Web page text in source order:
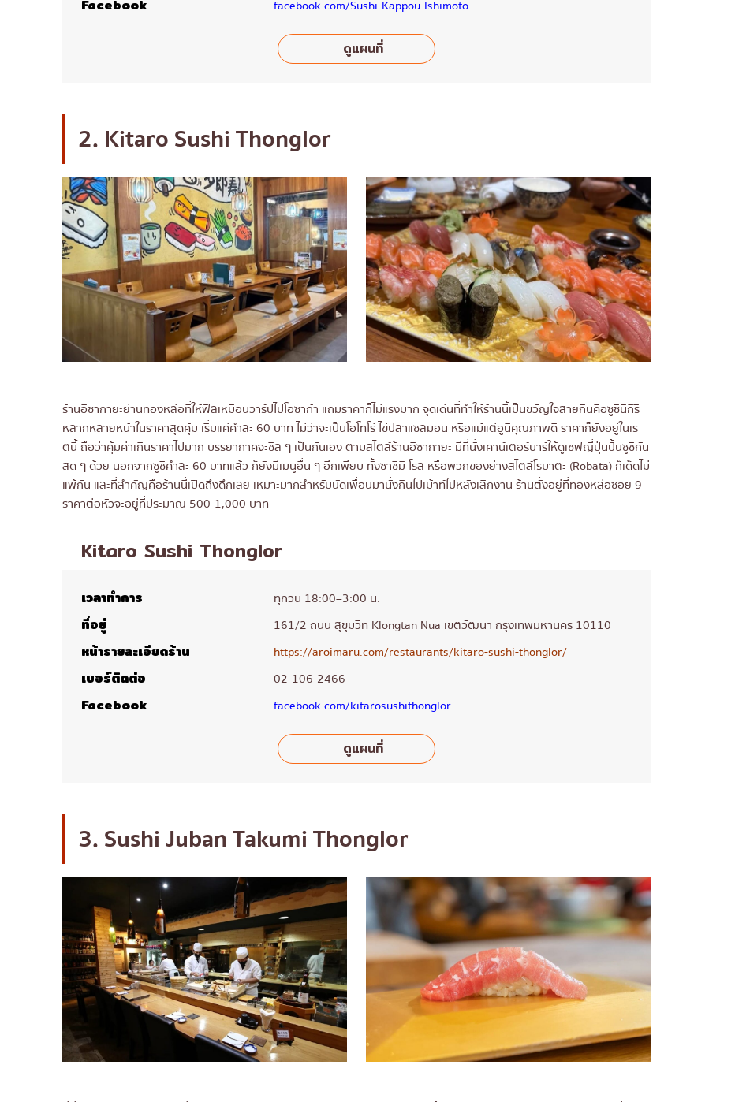
Facebook facebook.com/Sushi-Kappou-Ishimoto
ดูแผนที่
2. Kitaro Sushi Thonglor
ร้านอิซากายะย่านทองหล่อที่ให้ฟีลเหมือนวาร์ปไปโอซาก้า แถมราคาก็ไม่แรงมาก จุดเด่นที่ทำให้ร้านนี้เป็นขวัญใจสายกินคือซูชินิกิริ
หลากหลายหน้าในราคาสุดคุ้ม เริ่มแค่คำละ 60 บาท ไม่ว่าจะเป็นโอโทโร่ ไข่ปลาแซลมอน หรือแม้แต่อูนิคุณภาพดี ราคาก็ยังอยู่ในเร
ตนี้ ถือว่าคุ้มค่าเกินราคาไปมาก บรรยากาศจะชิล ๆ เป็นกันเอง ตามสไตล์ร้านอิซากายะ มีที่นั่งเคาน์เตอร์บาร์ให้ดูเชฟญี่ปุ่นปั้นซูชิกัน
สด ๆ ด้วย นอกจากซูชิคำละ 60 บาทแล้ว ก็ยังมีเมนูอื่น ๆ อีกเพียบ ทั้งซาชิมิ โรล หรือพวกของย่างสไตล์โรบาตะ (Robata) ก็เด็ดไม่
แพ้กัน และที่สำคัญคือร้านนี้เปิดถึงดึกเลย เหมาะมากสำหรับนัดเพื่อนมานั่งกินไปเม้าท์ไปหลังเลิกงาน ร้านตั้งอยู่ที่ทองหล่อซอย 9
ราคาต่อหัวจะอยู่ที่ประมาณ 500-1,000 บาท
Kitaro Sushi Thonglor
เวลาทำการ ทุกวัน 18:00–3:00 น.
ที่อยู่ 161/2 ถนน สุขุมวิท Klongtan Nua เขตวัฒนา กรุงเทพมหานคร 10110
หน้ารายละเอียดร้าน https://aroimaru.com/restaurants/kitaro-sushi-thonglor/
เบอร์ติดต่อ 02-106-2466
Facebook facebook.com/kitarosushithonglor
ดูแผนที่
3. Sushi Juban Takumi Thonglor